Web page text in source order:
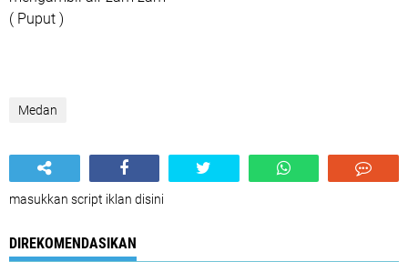
( Puput )
Medan
masukkan script iklan disini
DIREKOMENDASIKAN